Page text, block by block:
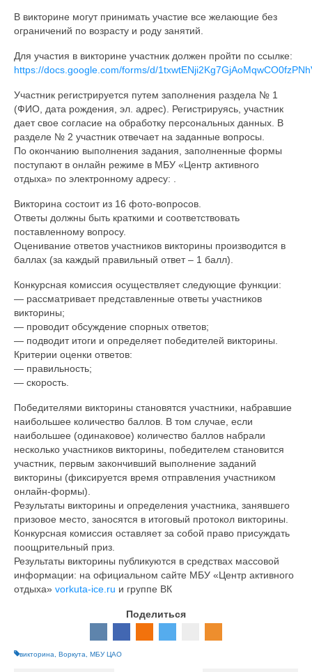
В викторине могут принимать участие все желающие без
ограничений по возрасту и роду занятий.
Для участия в викторине участник должен пройти по ссылке:
https://docs.google.com/forms/d/
Участник регистрируется путем заполнения раздела № 1
(ФИО, дата рождения, эл. адрес). Регистрируясь, участник
дает свое согласие на обработку персональных данных. В
разделе № 2 участник отвечает на заданные вопросы.
По окончанию выполнения задания, заполненные формы
поступают в онлайн режиме в МБУ «Центр активного
отдыха» по электронному адресу: .
Викторина состоит из 16 фото-вопросов.
Ответы должны быть краткими и соответствовать
поставленному вопросу.
Оценивание ответов участников викторины производится в
баллах (за каждый правильный ответ – 1 балл).
Конкурсная комиссия осуществляет следующие функции:
— рассматривает представленные ответы участников
викторины;
— проводит обсуждение спорных ответов;
— подводит итоги и определяет победителей викторины.
Критерии оценки ответов:
— правильность;
— скорость.
Победителями викторины становятся участники, набравшие
наибольшее количество баллов. В том случае, если
наибольшее (одинаковое) количество баллов набрали
несколько участников викторины, победителем становится
участник, первым закончивший выполнение заданий
викторины (фиксируется время отправления участником
онлайн-формы).
Результаты викторины и определения участника, занявшего
призовое место, заносятся в итоговый протокол викторины.
Конкурсная комиссия оставляет за собой право присуждать
поощрительный приз.
Результаты викторины публикуются в средствах массовой
информации: на официальном сайте МБУ «Центр активного
отдыха» vorkuta-ice.ru и группе ВК
Поделиться
викторина Воркута МБУ ЦАО